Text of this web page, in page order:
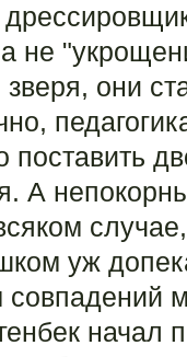
не
они
поставить
А
уж